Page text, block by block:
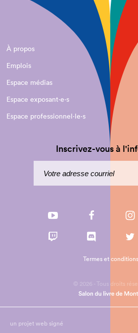
À propos
Emplois
Espace médias
Espace exposant·e⋅s
Espace professionnel·le⋅s
Inscrivez-vous à
© 2026 - Tous droits
Termes et conditions
un projet web signé